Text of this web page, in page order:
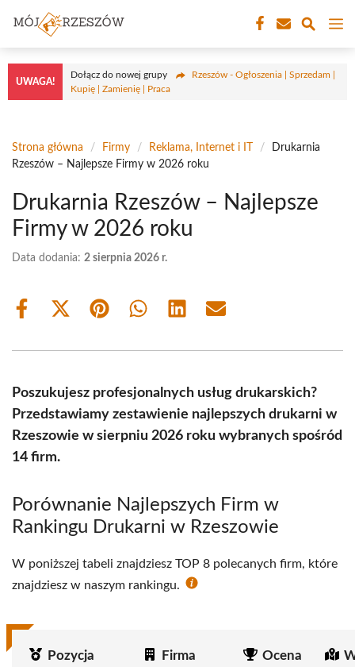
treści
UWAGA!
Dołącz do nowej grupy
Rzeszów - Ogłoszenia | Sprzedam |
Kupię | Zamienię | Praca
Strona główna / Firmy / Reklama, Internet i IT /
Drukarnia
Rzeszów – Najlepsze Firmy w 2026 roku
Drukarnia Rzeszów – Najlepsze
Firmy w 2026 roku
Data dodania: 2 sierpnia 2026 r.
Share
Share
(Twitter)
Share Share Share Share
Poszukujesz profesjonalnych usług drukarskich?
Przedstawiamy zestawienie najlepszych drukarni w
Rzeszowie w sierpniu 2026 roku wybranych spośród
14 firm.
Porównanie Najlepszych Firm w
Rankingu Drukarni w Rzeszowie
W poniższej tabeli znajdziesz TOP 8 polecanych firm, które
znajdziesz w naszym rankingu.
Pozycja Firma Ocena